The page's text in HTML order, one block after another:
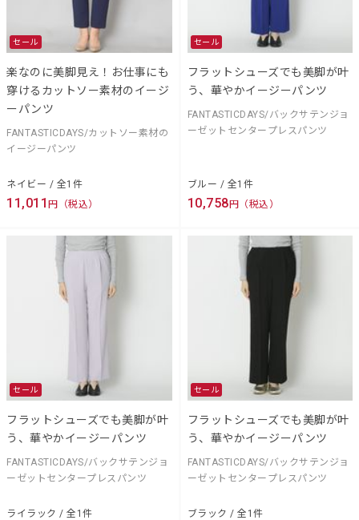
セール
楽なのに美脚見え！お仕事にも
穿けるカットソー素材のイージ
ーパンツ
FANTASTICDAYS/カットソー素材の
イージーパンツ
ネイビー / 全1件
11,011 円（税込）
セール
フラットシューズでも美脚が叶
う、華やかイージーパンツ
FANTASTICDAYS/バックサテンジョ
ーゼットセンタープレスパンツ
ブルー / 全1件
10,758円（税込）
セール
フラットシューズでも美脚が叶
う、華やかイージーパンツ
FANTASTICDAYS/バックサテンジョ
ーゼットセンタープレスパンツ
ライラック / 全1件
セール
フラットシューズでも美脚が叶
う、華やかイージーパンツ
FANTASTICDAYS/バックサテンジョ
ーゼットセンタープレスパンツ
ブラック / 全1件